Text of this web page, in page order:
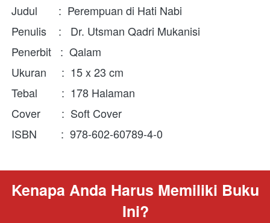
Judul       :  Perempuan di Hati Nabi
Penulis    :
  Dr. Utsman Qadri Mukanisi
Penerbit   :  Qalam
Ukuran     :  15 x 23 cm
Tebal        :  178 Halaman
Cover       :  Soft Cover
ISBN        :  978-602-60789-4-0
Kenapa Anda Harus Memiliki Buku
Ini?